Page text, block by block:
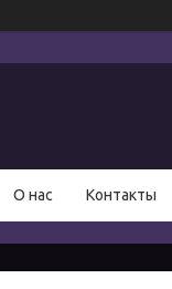
О нас Контакты